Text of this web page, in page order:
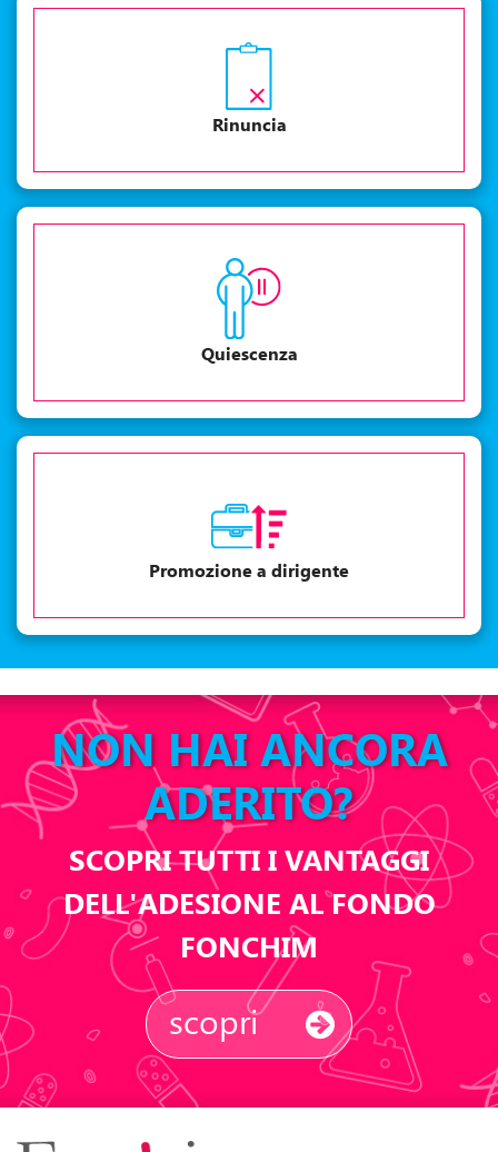
Rinuncia
Quiescenza
Promozione a dirigente
NON HAI ANCORA
ADERITO?
SCOPRI TUTTI I VANTAGGI
DELL'ADESIONE AL FONDO
FONCHIM
scopri